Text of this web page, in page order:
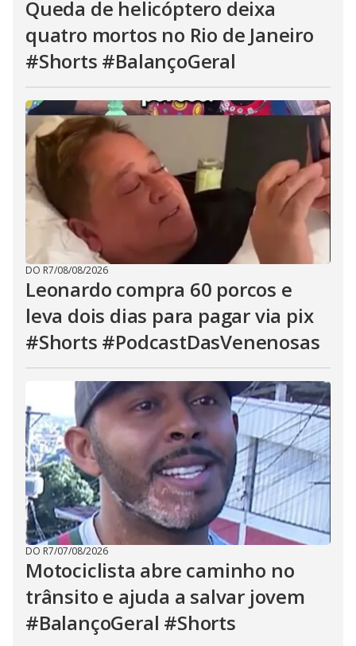
Queda de helicóptero deixa
quatro mortos no Rio de Janeiro
#Shorts #BalançoGeral
DO R7/08/08/2026
Leonardo compra 60 porcos e
leva dois dias para pagar via pix
#Shorts #PodcastDasVenenosas
DO R7/07/08/2026
Motociclista abre caminho no
trânsito e ajuda a salvar jovem
#BalançoGeral #Shorts